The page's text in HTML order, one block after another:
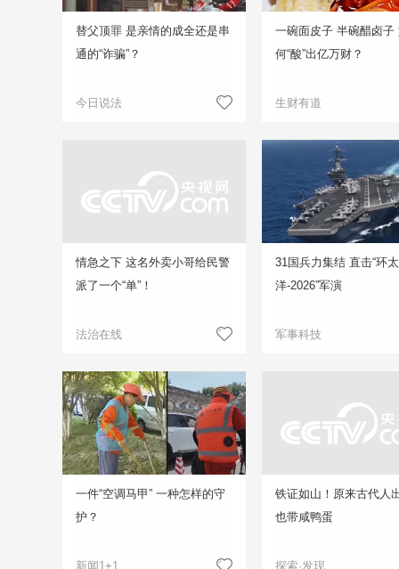
替父顶罪 是亲情的成全还是串
通的“诈骗”？
今日说法
一碗面皮子 半碗醋卤子
何“酸”出亿万财？
生财有道
情急之下 这名外卖小哥给民警
派了一个“单”！
法治在线
31国兵力集结 直击“环
洋-2026”军演
军事科技
一件“空调马甲” 一种怎样的守
护？
新闻1+1
铁证如山！原来古代人
也带咸鸭蛋
探索·发现